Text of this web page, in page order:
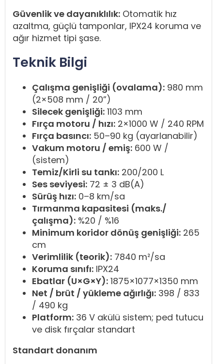
Güvenlik ve dayanıklılık: Otomatik hız
azaltma, güçlü tamponlar, IPX24 koruma ve
ağır hizmet tipi şase.
Teknik Bilgi
Çalışma genişliği (ovalama): 980 mm
(2×508 mm / 20”)
Silecek genişliği: 1103 mm
Fırça motoru / hızı: 2×1000 W / 240 RPM
Fırça basıncı: 50–90 kg (ayarlanabilir)
Vakum motoru / emiş: 600 W /
(sistem)
Temiz/Kirli su tankı: 200/200 L
Ses seviyesi: 72 ± 3 dB(A)
Sürüş hızı: 0–8 km/sa
Tırmanma kapasitesi (maks./
çalışma): %20 / %16
Minimum koridor dönüş genişliği: 265
cm
Verimlilik (teorik): 7840 m²/sa
Koruma sınıfı: IPX24
Ebatlar (U×G×Y): 1875×1077×1350 mm
Net / brüt / yükleme ağırlığı: 398 / 833
/ 490 kg
Platform: 36 V akülü sistem; ped tutucu
ve disk fırçalar standart
Standart donanım